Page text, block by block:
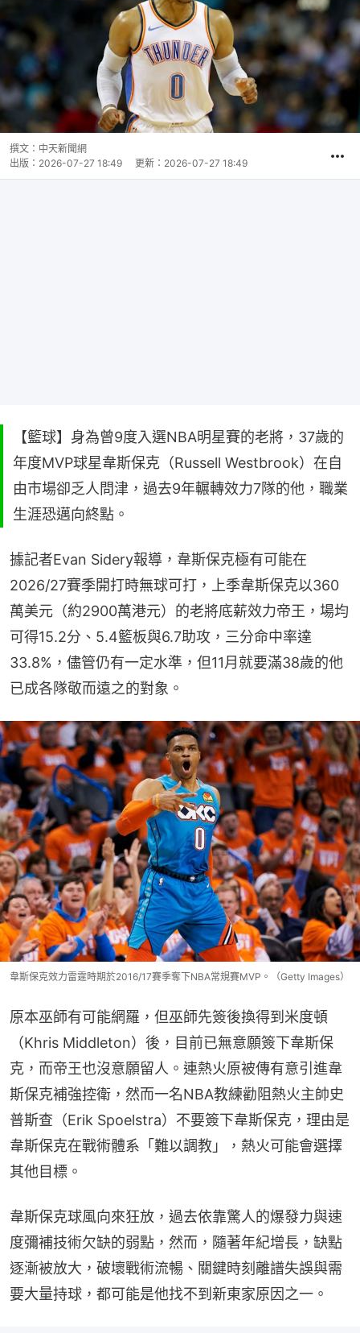
撰文： 中天新聞網
出版： 2026-07-27 18:49 更新： 2026-07-27 18:49
【籃球】身為曾9度入選NBA明星賽的老將，37歲的
年度MVP球星韋斯保克（Russell Westbrook）在自
由市場卻乏人問津，過去9年輾轉效力7隊的他，職業
生涯恐邁向終點。
據記者Evan Sidery報導，韋斯保克極有可能在
2026/27賽季開打時無球可打，上季韋斯保克以360
萬美元（約2900萬港元）的老將底薪效力帝王，場均
可得15.2分、5.4籃板與6.7助攻，三分命中率達
33.8%，儘管仍有一定水準，但11月就要滿38歲的他
已成各隊敬而遠之的對象。
韋斯保克效力雷霆時期於2016/17賽季奪下NBA常規賽MVP。（Getty Images）
原本巫師有可能網羅，但巫師先簽後換得到米度頓
（Khris Middleton）後，目前已無意願簽下韋斯保
克，而帝王也沒意願留人。連熱火原被傳有意引進韋
斯保克補強控衛，然而一名NBA教練勸阻熱火主帥史
普斯查（Erik Spoelstra）不要簽下韋斯保克，理由是
韋斯保克在戰術體系「難以調教」，熱火可能會選擇
其他目標。
韋斯保克球風向來狂放，過去依靠驚人的爆發力與速
度彌補技術欠缺的弱點，然而，隨著年紀增長，缺點
逐漸被放大，破壞戰術流暢、關鍵時刻離譜失誤與需
要大量持球，都可能是他找不到新東家原因之一。